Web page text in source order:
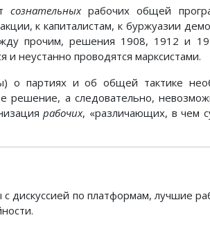
сознательныхрабочих общей
к капиталистам, к буржуазии
прочим, решения 1908, 1912 и
и неустанно проводятся марксистами.
о партиях и об общей тактике
решение, а следовательно,
рабочих, «различающих, в чем
дискуссией по платформам, лучшие